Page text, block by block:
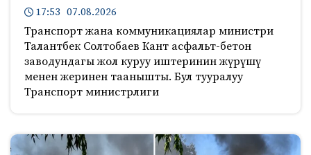
17:53 07.08.2026
Транспорт жана коммуникациялар министри
Талантбек Солтобаев Кант асфальт-бетон
заводундагы жол куруу иштеринин жүрүшү
менен жеринен таанышты. Бул тууралуу
Транспорт министрлиги